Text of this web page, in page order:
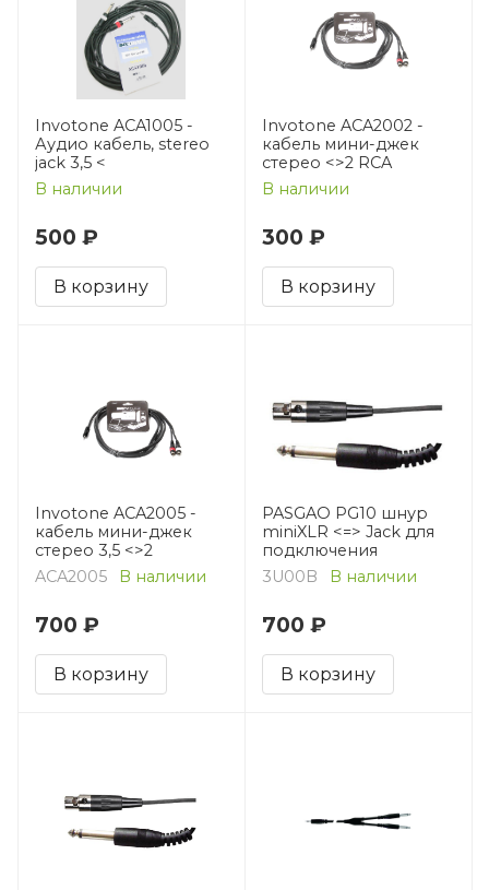
Invotone ACA1005 -
Аудио кабель, stereo
jack 3,5 <
В наличии
500 ₽
В корзину
Invotone ACA2002 -
кабель мини-джек
стерео <>2 RCA
В наличии
300 ₽
В корзину
Invotone ACA2005 -
кабель мини-джек
стерео 3,5 <>2
ACA2005
В наличии
700 ₽
В корзину
PASGAO PG10 шнур
miniXLR <=> Jack для
подключения
3U00B
В наличии
700 ₽
В корзину